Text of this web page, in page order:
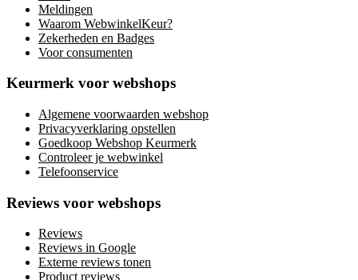
Meldingen
Waarom WebwinkelKeur?
Zekerheden en Badges
Voor consumenten
Keurmerk voor webshops
Algemene voorwaarden webshop
Privacyverklaring opstellen
Goedkoop Webshop Keurmerk
Controleer je webwinkel
Telefoonservice
Reviews voor webshops
Reviews
Reviews in Google
Externe reviews tonen
Product reviews